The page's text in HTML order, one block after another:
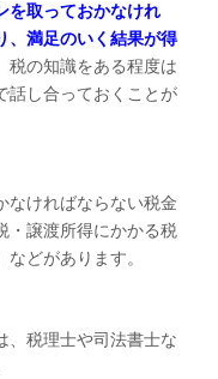
を取っておかなけれ
、満足のいく結果が得
税の知識をある程度は
話し合っておくことが
なければならない税金
・譲渡所得にかかる税
どがあります。
、税理士や司法書士な